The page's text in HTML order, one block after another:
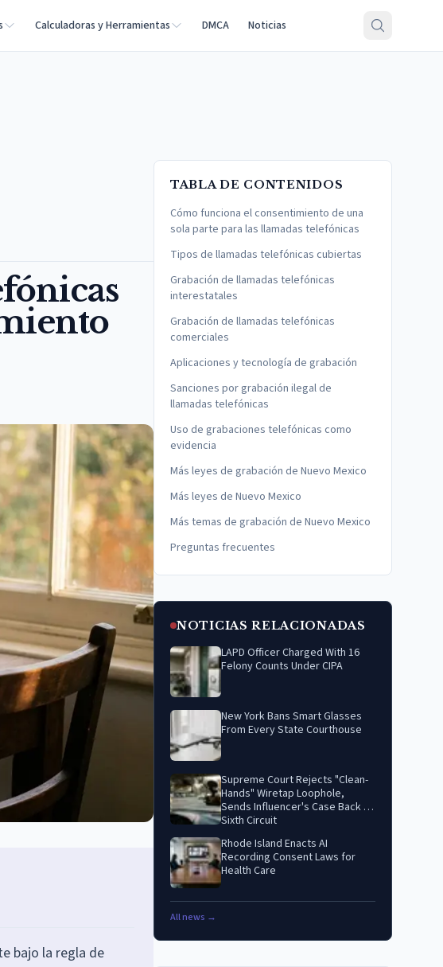
Calculadoras y Herramientas DMCA Noticias
bajo la regla de
TABLA DE CONTENIDOS
Cómo funciona el consentimiento de una
sola parte para las llamadas telefónicas
Tipos de llamadas telefónicas cubiertas
Grabación de llamadas telefónicas
interestatales
Grabación de llamadas telefónicas
comerciales
Aplicaciones y tecnología de grabación
Sanciones por grabación ilegal de
llamadas telefónicas
Uso de grabaciones telefónicas como
evidencia
Más leyes de grabación de Nuevo Mexico
Más leyes de Nuevo Mexico
Más temas de grabación de Nuevo Mexico
Preguntas frecuentes
NOTICIAS RELACIONADAS
LAPD Officer Charged With 16
Felony Counts Under CIPA
New York Bans Smart Glasses
From Every State Courthouse
Supreme Court Rejects "Clean-
Hands" Wiretap Loophole,
Sends Influencer's Case Back to
Sixth Circuit
Rhode Island Enacts AI
Recording Consent Laws for
Health Care
All news →